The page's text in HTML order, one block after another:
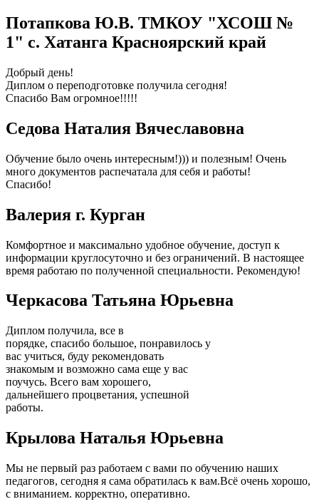
Потапкова Ю.В. ТМКОУ "ХСОШ №
1" с. Хатанга Красноярский край
Добрый день!
Диплом о переподготовке получила сегодня!
Спасибо Вам огромное!!!!!
Седова Наталия Вячеславовна
Обучение было очень интересным!))) и полезным! Очень
много документов распечатала для себя и работы!
Спасибо!
Валерия г. Курган
Комфортное и максимально удобное обучение, доступ к
информации круглосуточно и без ограничений. В настоящее
время работаю по полученной специальности. Рекомендую!
Черкасова Татьяна Юрьевна
Диплом получила, все в
порядке, спасибо большое, понравилось у
вас учиться, буду рекомендовать
знакомым и возможно сама еще у вас
поучусь. Всего вам хорошего,
дальнейшего процветания, успешной
работы.
Крылова Наталья Юрьевна
Мы не первый раз работаем с вами по обучению наших
педагогов, сегодня я сама обратилась к вам.Всё очень хорошо,
с вниманием. корректно, оперативно.